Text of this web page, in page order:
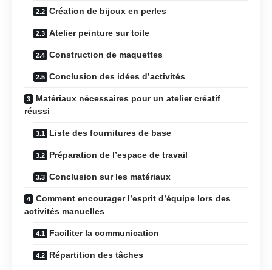
Création de bijoux en perles
Atelier peinture sur toile
Construction de maquettes
Conclusion des idées d’activités
Matériaux nécessaires pour un atelier créatif
réussi
Liste des fournitures de base
Préparation de l’espace de travail
Conclusion sur les matériaux
Comment encourager l’esprit d’équipe lors des
activités manuelles
Faciliter la communication
Répartition des tâches